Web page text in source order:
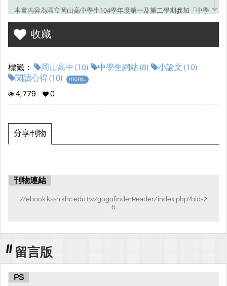
本書內容為國立岡山高中學生104學年度第一及第二學期參加「中學
生網站」小論文寫作比賽及閱讀心得寫作比賽獲獎成績優良作品集
收藏
標籤： 岡山高中 (10) 中學生網站 (8)
小論文 (10)
閱讀心得 (10)
more...
4,779 0
分享刊物
刊物連結
//ebook.kssh.khc.edu.tw/gogofinderReader/index.php?bid=2
6
留言版
PS